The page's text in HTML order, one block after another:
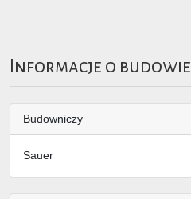
Informacje o budowie
Budowniczy
Sauer